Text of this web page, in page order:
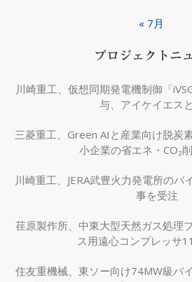
« 7月
プロジェクトニ
川崎重工、仮想同期発電機制御「
与、アイケイエス
三菱重工、Green AIと産業向け脱
小企業の省エネ・CO₂
川崎重工、JERA武豊火力発電所のバ
事を受注
荏原製作所、中東大型天然ガス処理
ス用遠心コンプレッサ
住友重機械、東ソー向け74MW級バ